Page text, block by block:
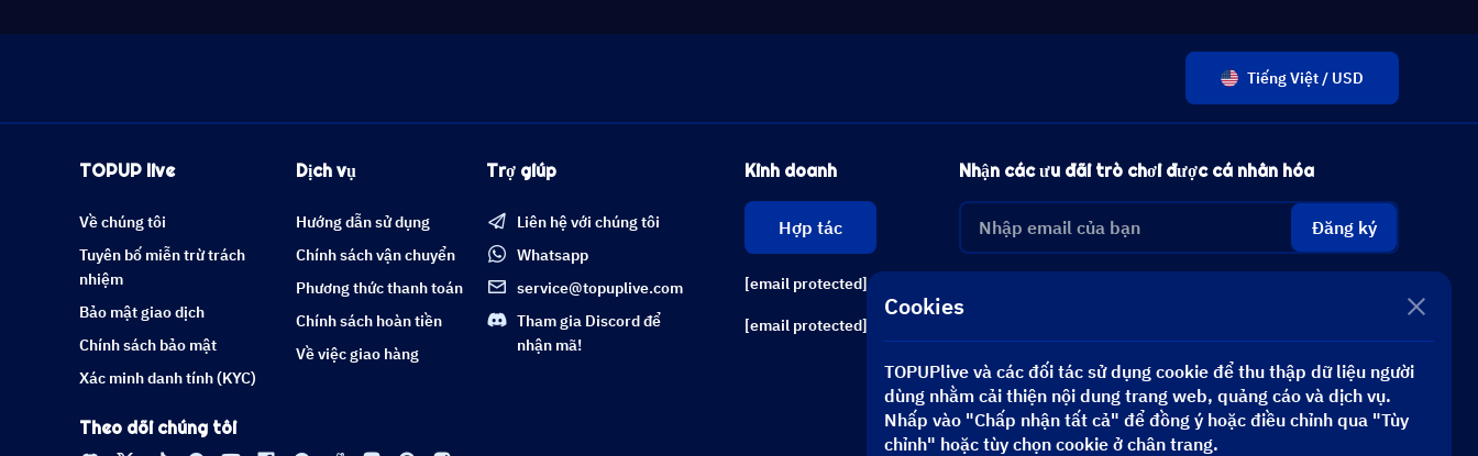
Tiếng Việt / USD
TOPUP live
Về chúng tôi
Tuyên bố miễn trừ trách
nhiệm
Bảo mật giao dịch
Chính sách bảo mật
Xác minh danh tính (KYC)
Dịch vụ
Hướng dẫn sử dụng
Chính sách vận chuyển
Phương thức thanh toán
Chính sách hoàn tiền
Về việc giao hàng
Trợ giúp
Liên hệ với chúng tôi
Whatsapp
service@topuplive.com
Tham gia Discord để
nhận mã!
Kinh doanh
Hợp tác
[email protected]
[email protected]
Nhận các ưu đãi trò chơi được cá nhân hóa
Đăng ký
Theo dõi chúng tôi
Cookies
TOPUPlive và các đối tác sử dụng cookie để thu thập dữ liệu người
dùng nhằm cải thiện nội dung trang web, quảng cáo và dịch vụ.
Nhấp vào "Chấp nhận tất cả" để đồng ý hoặc điều chỉnh qua "Tùy
chỉnh" hoặc tùy chọn cookie ở chân trang.